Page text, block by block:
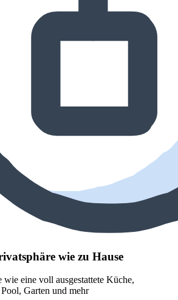
wie zu Hause
wie eine voll ausgestattete Küche,
Garten und mehr